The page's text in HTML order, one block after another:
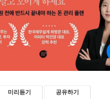
미리듣기 공유하기